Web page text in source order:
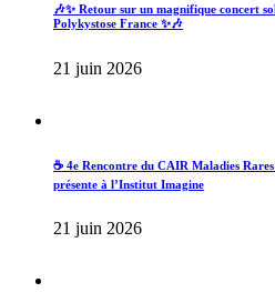
🎶✨ Retour sur un magnifique concert
Polykystose France ✨🎶
21 juin 2026
☕ 4e Rencontre du CAIR Maladies
présente à l’Institut Imagine
21 juin 2026